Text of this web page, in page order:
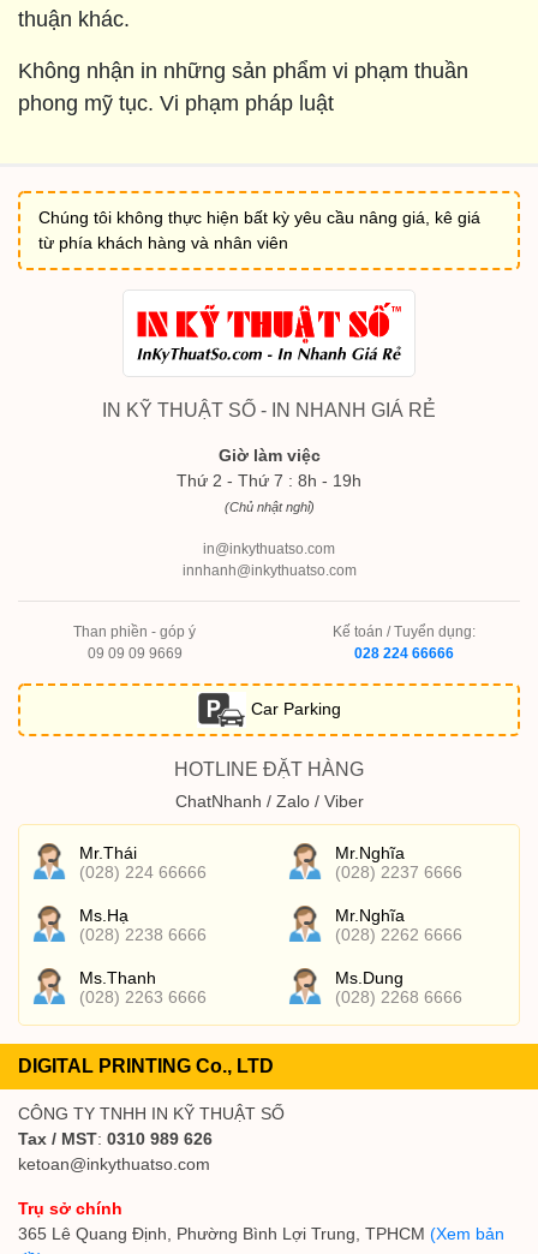
thuận khác.
Không nhận in những sản phẩm vi phạm thuần
phong mỹ tục. Vi phạm pháp luật
Chúng tôi không thực hiện bất kỳ yêu cầu nâng giá, kê giá
từ phía khách hàng và nhân viên
IN KỸ THUẬT SỐ - IN NHANH GIÁ RẺ
Giờ làm việc
Thứ 2 - Thứ 7 : 8h - 19h
(Chủ nhật nghỉ)
in@inkythuatso.com
innhanh@inkythuatso.com
Than phiền - góp ý
09 09 09 9669
Kế toán / Tuyển dụng:
028 224 66666
Car Parking
HOTLINE ĐẶT HÀNG
ChatNhanh / Zalo / Viber
Mr.Thái
(028) 224 66666
Mr.Nghĩa
(028) 2237 6666
Ms.Hạ
(028) 2238 6666
Mr.Nghĩa
(028) 2262 6666
Ms.Thanh
(028) 2263 6666
Ms.Dung
(028) 2268 6666
DIGITAL PRINTING Co., LTD
CÔNG TY TNHH IN KỸ THUẬT SỐ
Tax / MST: 0310 989 626
ketoan@inkythuatso.com
Trụ sở chính
365 Lê Quang Định, Phường Bình Lợi Trung, TPHCM (Xem bản